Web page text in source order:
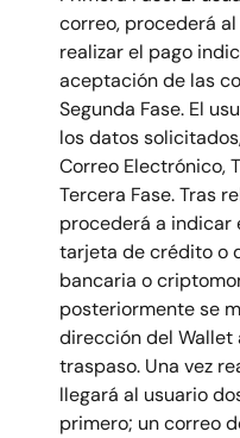
correo, procederá
realizar el pago
aceptación de las
Segunda Fase. El
los datos
Correo Electrónico,
Tercera Fase. Tras
procederá a indicar
tarjeta de crédito o
bancaria o
posteriormente se
dirección del Wallet
traspaso. Una vez
llegará al usuario
primero; un correo